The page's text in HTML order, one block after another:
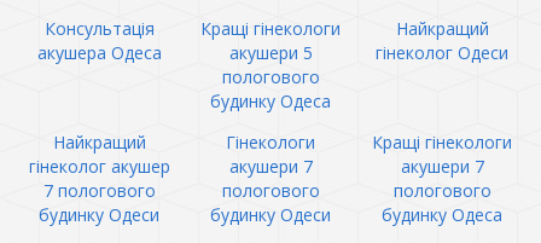
Консультація
акушера Одеса
Кращі гінекологи
акушери 5
пологового
будинку Одеса
Найкращий
гінеколог Одеси
Найкращий
гінеколог акушер
7 пологового
будинку Одеси
Гінекологи
акушери 7
пологового
будинку Одеси
Кращі гінекологи
акушери 7
пологового
будинку Одеса